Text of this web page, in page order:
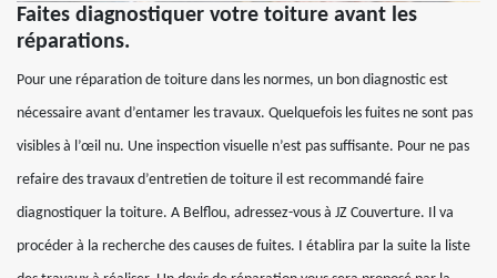
Faites diagnostiquer votre toiture avant les
réparations.
Pour une réparation de toiture dans les normes, un bon diagnostic est
nécessaire avant d’entamer les travaux. Quelquefois les fuites ne sont pas
visibles à l’œil nu. Une inspection visuelle n’est pas suffisante. Pour ne pas
refaire des travaux d’entretien de toiture il est recommandé faire
diagnostiquer la toiture. A Belflou, adressez-vous à JZ Couverture. Il va
procéder à la recherche des causes de fuites. I établira par la suite la liste